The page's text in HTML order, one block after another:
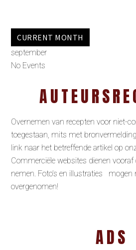
CURRENT MONTH
september
No Events
Overnemen van recepten voor niet-
toegestaan, mits met
link naar het betreffende artikel op
Commerciële websites dienen
nemen. Foto’s en illustraties mogen
overgenomen!
ADS